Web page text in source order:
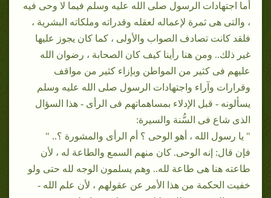
أما اجتهادات الرسول صلى الله عليه وسلم فيما لا وحى فيه
، والتى هى ثمرة لإعماله لعقله وقدراته وملكاته البشرية ،
فلقد كانت تصادف الصواب والأولى ، كما كان يجوز عليها
غير ذلك.. ومن هنا رأينا كيف كان الصحابة ، رضوان الله
عليهم فى كثير من المواطن وبإزاء كثير من مواقف
وقرارات وآراء واجتهادات الرسول صلى الله عليه وسلم
يسألونه - قبل الإدلاء بمساهماتهم فى الرأى - هذا السؤال
الذى شاع فى السُّنة والسيرة:
" يا رسول الله ، أهو الوحى ؟ أم الرأى والمشورة ؟.. "
فإن قال: إنه الوحى. كان منهم السمع والطاعة له ، لأن
طاعته هنا هى طاعة لله.. وهم يسلمون الوجه لله حتى ولو
خفيت الحكمة من هذا الأمر عن عقولهم ، لأن علم الله -